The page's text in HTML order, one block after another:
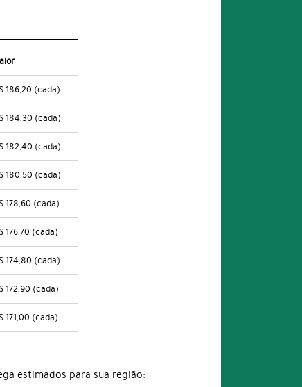
186,20 (cada)
184,30 (cada)
182,40 (cada)
180,50 (cada)
178,60 (cada)
176,70 (cada)
174,80 (cada)
172,90 (cada)
171,00 (cada)
estimados para sua região: